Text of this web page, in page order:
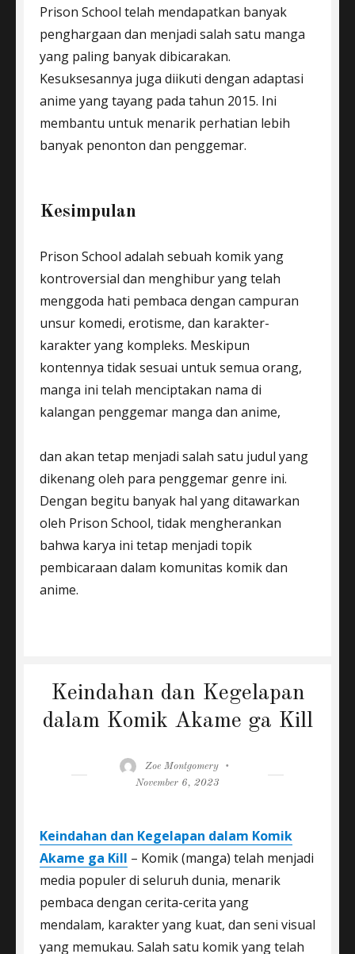
Prison School telah mendapatkan banyak
penghargaan dan menjadi salah satu manga
yang paling banyak dibicarakan.
Kesuksesannya juga diikuti dengan adaptasi
anime yang tayang pada tahun 2015. Ini
membantu untuk menarik perhatian lebih
banyak penonton dan penggemar.
Kesimpulan
Prison School adalah sebuah komik yang
kontroversial dan menghibur yang telah
menggoda hati pembaca dengan campuran
unsur komedi, erotisme, dan karakter-
karakter yang kompleks. Meskipun
kontennya tidak sesuai untuk semua orang,
manga ini telah menciptakan nama di
kalangan penggemar manga dan anime,
dan akan tetap menjadi salah satu judul yang
dikenang oleh para penggemar genre ini.
Dengan begitu banyak hal yang ditawarkan
oleh Prison School, tidak mengherankan
bahwa karya ini tetap menjadi topik
pembicaraan dalam komunitas komik dan
anime.
Keindahan dan Kegelapan
dalam Komik Akame ga Kill
Author
Zoe Montgomery
November 6, 2023
Keindahan dan Kegelapan dalam Komik
Akame ga Kill – Komik (manga) telah menjadi
media populer di seluruh dunia, menarik
pembaca dengan cerita-cerita yang
mendalam, karakter yang kuat, dan seni visual
yang memukau. Salah satu komik yang telah